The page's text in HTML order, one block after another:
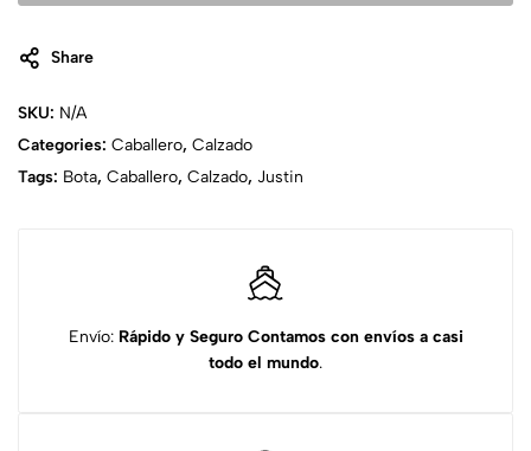
Share
SKU: N/A
Categories: Caballero, Calzado
Tags: Bota, Caballero, Calzado, Justin
Envío: Rápido y Seguro Contamos con envíos a casi
todo el mundo.